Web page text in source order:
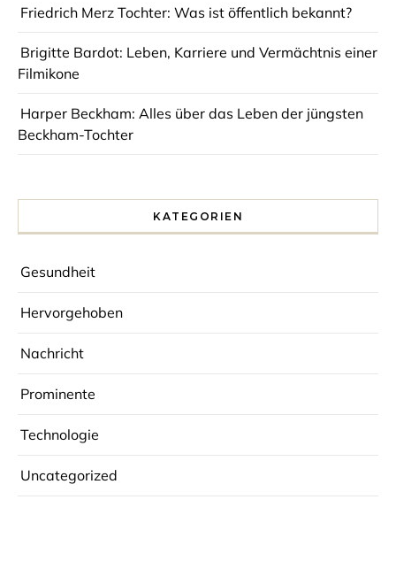
Friedrich Merz Tochter: Was ist öffentlich bekannt?
Brigitte Bardot: Leben, Karriere und Vermächtnis einer
Filmikone
Harper Beckham: Alles über das Leben der jüngsten
Beckham-Tochter
KATEGORIEN
Gesundheit
Hervorgehoben
Nachricht
Prominente
Technologie
Uncategorized